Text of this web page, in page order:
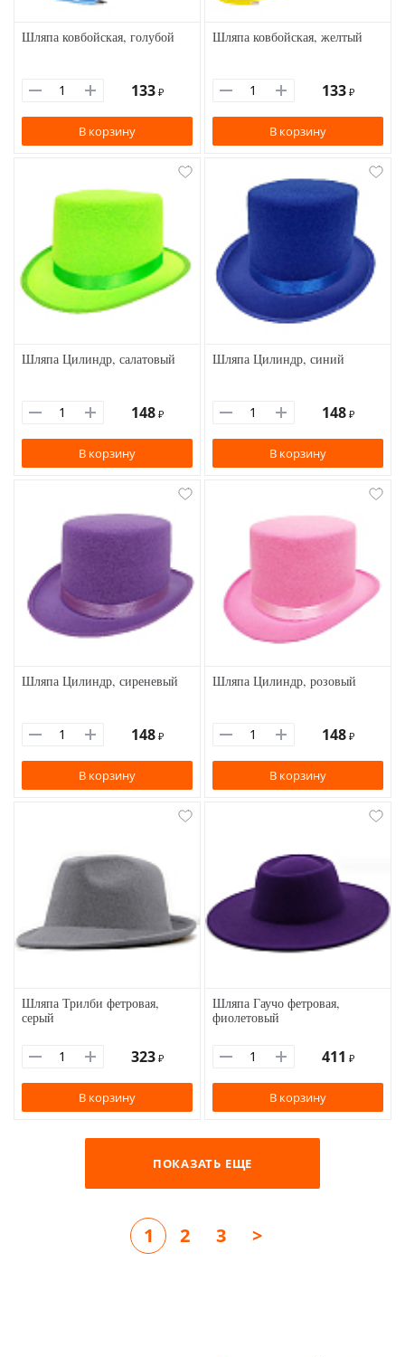
Шляпа ковбойская, голубой
133 ₽
В корзину
Шляпа ковбойская, желтый
133 ₽
В корзину
Шляпа Цилиндр, салатовый
148 ₽
В корзину
Шляпа Цилиндр, синий
148 ₽
В корзину
Шляпа Цилиндр, сиреневый
148 ₽
В корзину
Шляпа Цилиндр, розовый
148 ₽
В корзину
Шляпа Трилби фетровая,
серый
323 ₽
В корзину
Шляпа Гаучо фетровая,
фиолетовый
411 ₽
В корзину
ПОКАЗАТЬ ЕЩЕ
1 2 3 >